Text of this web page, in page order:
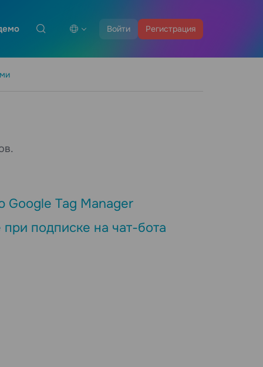
Войти Регистрация
Google Tag Manager
подписке на чат-бота